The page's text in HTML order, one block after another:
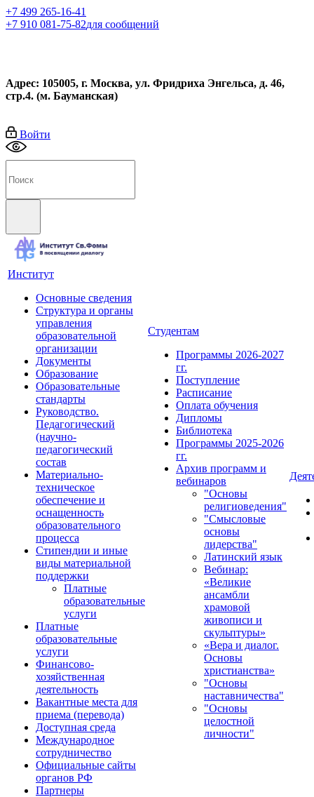
+7 499 265-16-41
+7 910 081-75-82для сообщений
Адрес: 105005, г. Москва, ул. Фридриха Энгельса, д. 46,
стр.4. (м. Бауманская)
Войти
Институт
Основные сведения
Структура и органы
управления
образовательной
организации
Документы
Образование
Образовательные
стандарты
Руководство.
Педагогический
(научно-
педагогический
состав
Материально-
техническое
обеспечение и
оснащенность
образовательного
процесса
Стипендии и иные
виды материальной
поддержки
Платные
образовательные
услуги
Платные
образовательные
услуги
Финансово-
хозяйственная
деятельность
Вакантные места для
приема (перевода)
Доступная среда
Международное
сотрудничество
Официальные сайты
органов РФ
Партнеры
Студентам
Программы 2026-2027
гг.
Поступление
Расписание
Оплата обучения
Дипломы
Библиотека
Программы 2025-2026
гг.
Архив программ и
вебинаров
"Основы
религиоведения"
"Смысловые
основы
лидерства"
Латинский язык
Вебинар:
«Великие
ансамбли
храмовой
живописи и
скульптуры»
«Вера и диалог.
Основы
христианства»
"Основы
наставничества"
"Основы
целостной
личности"